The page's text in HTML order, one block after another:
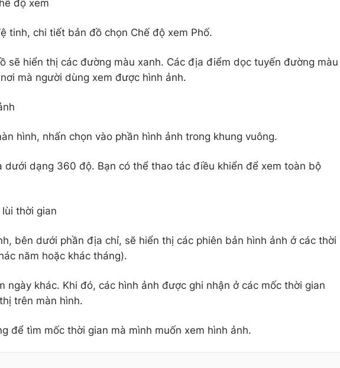
độ xem
tinh, chi tiết bản đồ chọn Chế độ xem Phố.
sẽ hiển thị các đường màu xanh. Các địa điểm dọc tuyến đường màu
mà người dùng xem được hình ảnh.
hình, nhấn chọn vào phần hình ảnh trong khung vuông.
dưới dạng 360 độ. Bạn có thể thao tác điều khiển để xem toàn bộ
thời gian
bên dưới phần địa chỉ, sẽ hiển thị các phiên bản hình ảnh ở các thời
năm hoặc khác tháng).
ngày khác. Khi đó, các hình ảnh được ghi nhận ở các mốc thời gian
trên màn hình.
để tìm mốc thời gian mà mình muốn xem hình ảnh.